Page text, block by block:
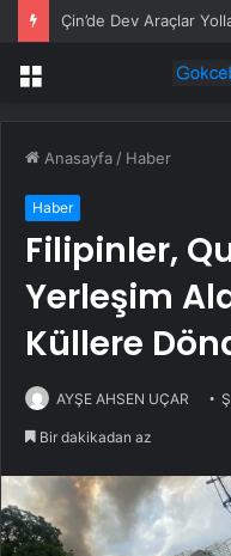
Menü
Anasayfa / Haber
Haber
Filipinler,
Yerleşim
Küllere
AYŞE AHSEN UÇAR
Bir dakikadan az